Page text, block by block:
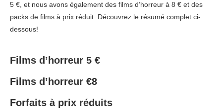
5 €, et nous avons également des films d’horreur à 8 € et des
packs de films à prix réduit. Découvrez le résumé complet ci-
dessous!
Films d’horreur 5 €
Films d’horreur €8
Forfaits à prix réduits